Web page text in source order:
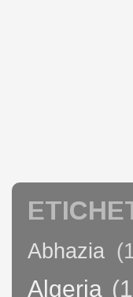
Abhazia
Algeria